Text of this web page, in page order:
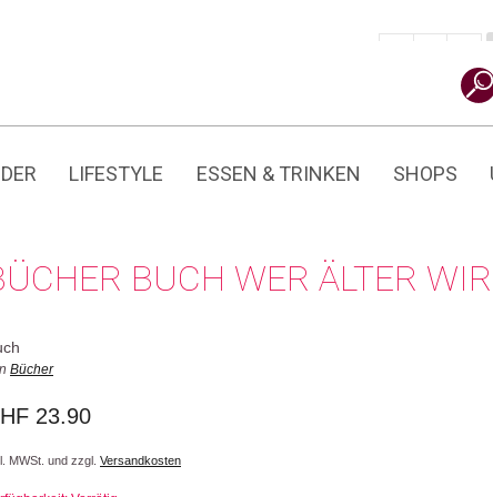
LIFESTYLE ESSEN & TRINKEN SHOPS
BUCH WER ÄLTER
Bücher
23.90
MWSt. und zzgl. Versandkosten